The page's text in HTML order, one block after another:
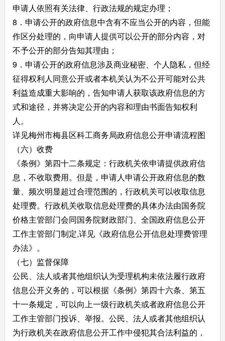
申请人依照有关法律、行政法规的规定办理；
8．申请公开的政府信息中含有不应当公开的内容，但能
作区分处理的，向申请人提供可以公开的部分内容，对
不予公开的部分告知其理由；
9．申请公开的政府信息涉及商业秘密、个人隐私，但经
征得权利人同意公开或者本机关认为不公开可能对公共
利益造成重大影响的，告知申请人获取该政府信息的方
式和途径，并将决定公开的内容和理由书面告知权利
人。
详见梅州市梅县区科工商务局政府信息公开申请流程图
（六）收费
《条例》第四十二条规定：行政机关依申请提供政府信
息，不收取费用。但是，申请人申请公开政府信息的数
量、频次明显超过合理范围的，行政机关可以收取信息
处理费。行政机关收取信息处理费的具体办法由国务院
价格主管部门会同国务院财政部门、全国政府信息公开
工作主管部门制定,详见《政府信息公开信息处理费管理
办法》。
（七）监督保障
公民、法人或者其他组织认为受理机构未依法履行政府
信息公开义务的，可以根据《条例》第四十六条、第五
十一条规定，可以向上一级行政机关或者政府信息公开
工作主管部门投诉、举报。公民、法人或者其他组织认
为行政机关在政府信息公开工作中侵犯其合法利益的，